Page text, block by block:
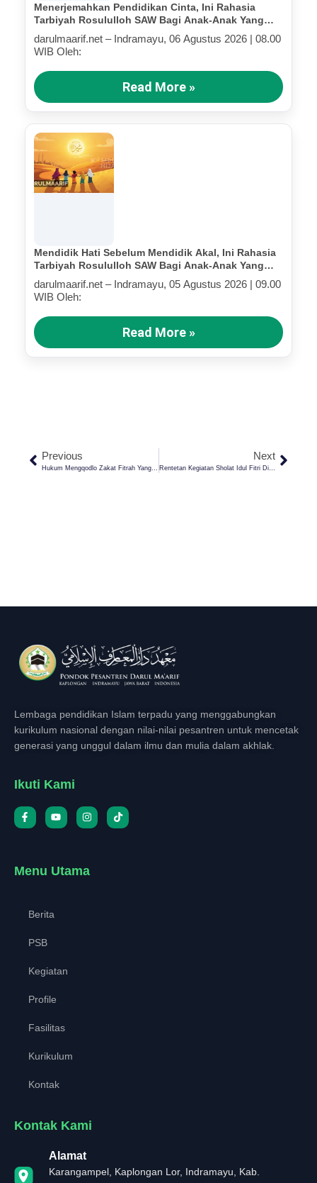
Menerjemahkan Pendidikan Cinta, Ini Rahasia
Tarbiyah Rosululloh SAW Bagi Anak-Anak Yang
Terluka (Bagian IV)
darulmaarif.net – Indramayu, 06 Agustus 2026 | 08.00
WIB Oleh:
Read More »
Mendidik Hati Sebelum Mendidik Akal, Ini Rahasia
Tarbiyah Rosululloh SAW Bagi Anak-Anak Yang
Terluka (Bagian III)
darulmaarif.net – Indramayu, 05 Agustus 2026 | 09.00
WIB Oleh:
Read More »
Previous Next
Rentetan Kegiatan Sholat Idul Fitri Di Masjid Al-Mukhlisin Kampus Hijau
Lembaga pendidikan Islam terpadu yang menggabungkan
kurikulum nasional dengan nilai-nilai pesantren untuk mencetak
generasi yang unggul dalam ilmu dan mulia dalam akhlak.
Ikuti Kami
Menu Utama
Berita
PSB
Kegiatan
Profile
Fasilitas
Kurikulum
Kontak
Kontak Kami
Alamat
Karangampel, Kaplongan Lor, Indramayu, Kab.